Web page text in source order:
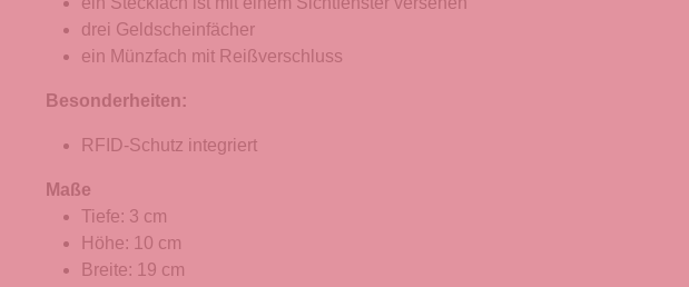
drei Geldscheinfächer
ein Münzfach mit Reißverschluss
Besonderheiten:
RFID-Schutz integriert
Maße
Tiefe: 3 cm
Höhe: 10 cm
Breite: 19 cm